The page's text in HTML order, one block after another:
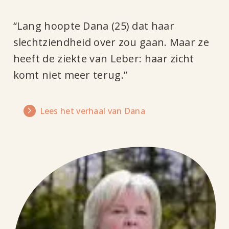
“Lang hoopte Dana (25) dat haar
slechtziendheid over zou gaan. Maar ze
heeft de ziekte van Leber: haar zicht
komt niet meer terug.”
Lees het verhaal van Dana
Eliane